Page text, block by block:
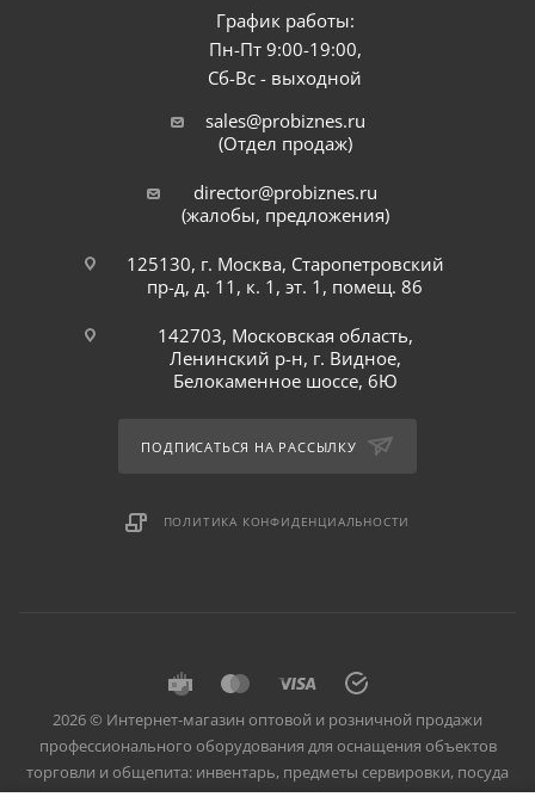
График работы:
Пн-Пт 9:00-19:00,
Сб-Вс - выходной
sales@probiznes.ru
(Отдел продаж)
director@probiznes.ru
(жалобы, предложения)
125130, г. Москва, Старопетровский
пр-д, д. 11, к. 1, эт. 1, помещ. 86
142703, Московская область,
Ленинский р-н, г. Видное,
Белокаменное шоссе, 6Ю
ПОДПИСАТЬСЯ НА РАССЫЛКУ
ПОЛИТИКА КОНФИДЕНЦИАЛЬНОСТИ
2026 © Интернет-магазин оптовой и розничной продажи
профессионального оборудования для оснащения объектов
торговли и общепита: инвентарь, предметы сервировки, посуда